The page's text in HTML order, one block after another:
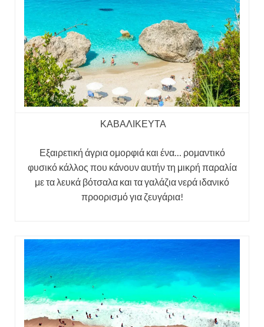
ΚΑΒΑΛΙΚΕΥΤΑ
Εξαιρετική άγρια ομορφιά και ένα… ρομαντικό
φυσικό κάλλος που κάνουν αυτήν τη μικρή παραλία
με τα λευκά βότσαλα και τα γαλάζια νερά ιδανικό
προορισμό για ζευγάρια!